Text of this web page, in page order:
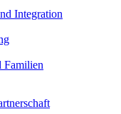
Integration
Familien